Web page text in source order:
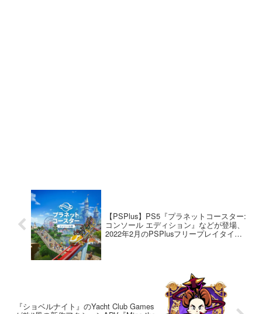
【PSPlus】PS5『プラネットコースター:
コンソール エディション』などが登場、
2022年2月のPSPlusフリープレイタイト
『ショベルナイト』のYacht Club Games